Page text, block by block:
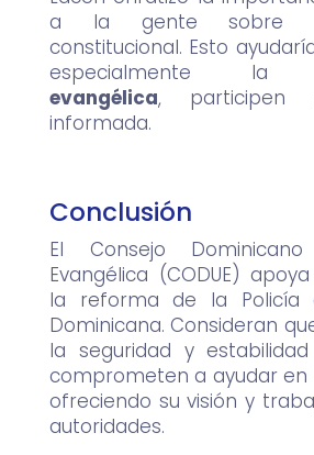
a la gente sobre
constitucional. Esto
especialmente
evangélica, participen
informada.
Conclusión
El Consejo
Evangélica (CODUE)
la reforma de la Policía
Dominicana. Consideran
la seguridad y
comprometen a ayudar en
ofreciendo su visión y
autoridades.